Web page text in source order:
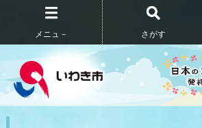
メニュ－ さがす